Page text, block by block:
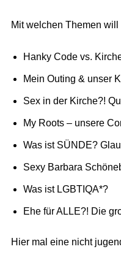
Mit welchen Themen
Hanky Code vs.
Mein Outing & unser
Sex in der Kirche?!
My Roots – unsere
Was ist SÜNDE?
Sexy Barbara
Was ist LGBTIQA*?
Ehe für ALLE?! Die
Hier mal eine nicht